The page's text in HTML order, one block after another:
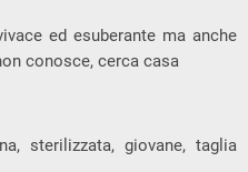
ed esuberante ma anche
conosce, cerca casa
sterilizzata, giovane, taglia